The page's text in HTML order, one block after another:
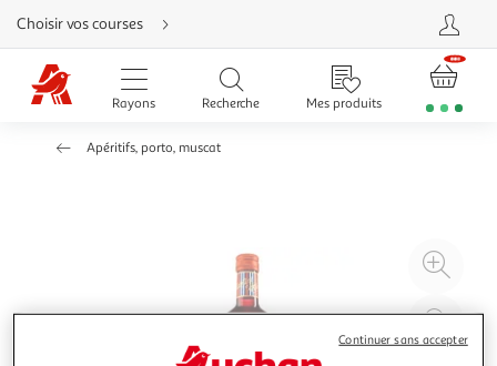
Aller
directement
au
contenu
Aller
directement
Aller
Choisir vos courses
Rayons Recherche Mes produits
Apéritifs, porto, muscat
à
Continuer sans accepter